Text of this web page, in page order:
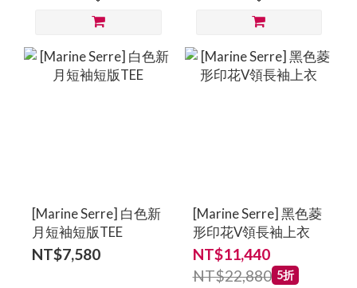
[Marine Serre] 白色新
月短袖短版TEE
NT$7,580
[Marine Serre] 黑色菱
形印花V領長袖上衣
NT$11,440
NT$22,880 5折